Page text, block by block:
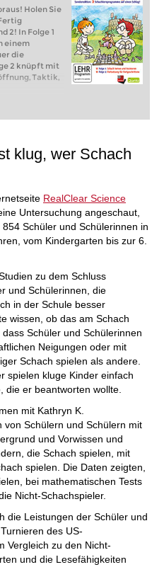
Holen Sie
2! In Folge 1
einem
die
2 knüpft mit
Taktik,
klug, wer Schach
RealClear Science
Untersuchung angeschaut,
Schüler und Schülerinnen in
vom Kindergarten bis zur 6.
zu dem Schluss
und Schülerinnen, die
in der Schule besser
wissen, ob das am Schach
Schüler und Schülerinnen
Neigungen oder mit
Schach spielen als andere.
spielen kluge Kinder einfach
die er beantworten wollte.
mit Kathryn K.
von Schülern und Schülern mit
und Vorwissen und
die Schach spielen, mit
spielen. Die Daten zeigten,
bei mathematischen Tests
Nicht-Schachspieler.
die Leistungen der Schüler und
des US-
Vergleich zu den Nicht-
und die Lesefähigkeiten